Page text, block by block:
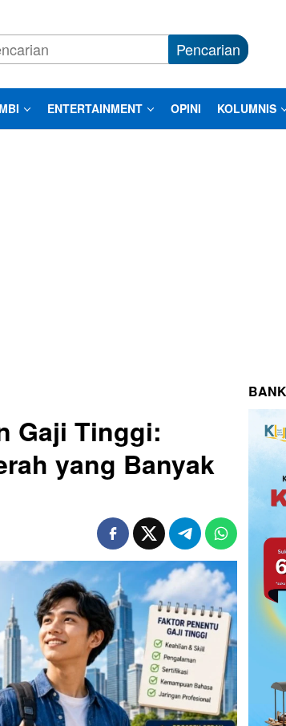
Pencarian
ENTERTAINMENT OPINI KOLUMNIS
Gaji Tinggi:
yang Banyak